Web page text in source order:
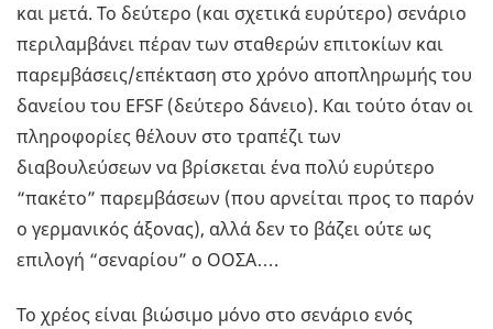
και μετά. Το δεύτερο (και σχετικά ευρύτερο) σενάριο
περιλαμβάνει πέραν των σταθερών επιτοκίων και
παρεμβάσεις/επέκταση στο χρόνο αποπληρωμής του
δανείου του EFSF (δεύτερο δάνειο). Και τούτο όταν οι
πληροφορίες θέλουν στο τραπέζι των
διαβουλεύσεων να βρίσκεται ένα πολύ ευρύτερο
“πακέτο” παρεμβάσεων (που αρνείται προς το παρόν
ο γερμανικός άξονας), αλλά δεν το βάζει ούτε ως
επιλογή “σεναρίου” ο ΟΟΣΑ….
Το χρέος είναι βιώσιμο μόνο στο σενάριο ενός